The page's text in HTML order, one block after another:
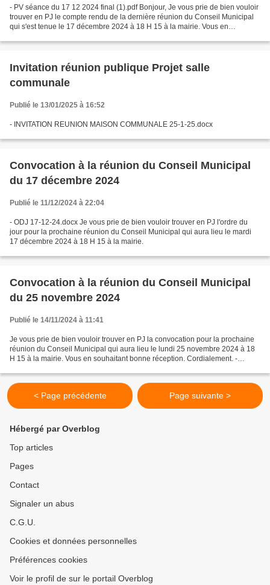
- PV séance du 17 12 2024 final (1).pdf Bonjour, Je vous prie de bien vouloir
trouver en PJ le compte rendu de la dernière réunion du Conseil Municipal
qui s'est tenue le 17 décembre 2024 à 18 H 15 à la mairie. Vous en
Invitation réunion publique Projet salle
communale
Publié le 13/01/2025 à 16:52
- INVITATION REUNION MAISON COMMUNALE 25-1-25.docx
Convocation à la réunion du Conseil Municipal
du 17 décembre 2024
Publié le 11/12/2024 à 22:04
- ODJ 17-12-24.docx Je vous prie de bien vouloir trouver en PJ l'ordre du
jour pour la prochaine réunion du Conseil Municipal qui aura lieu le mardi
17 décembre 2024 à 18 H 15 à la mairie.
Convocation à la réunion du Conseil Municipal
du 25 novembre 2024
Publié le 14/11/2024 à 11:41
Je vous prie de bien vouloir trouver en PJ la convocation pour la prochaine
réunion du Conseil Municipal qui aura lieu le lundi 25 novembre 2024 à 18
H 15 à la mairie. Vous en souhaitant bonne réception. Cordialement. -
< Page précédente Page suivante >
Hébergé par Overblog
Top articles
Pages
Contact
Signaler un abus
C.G.U.
Cookies et données personnelles
Préférences cookies
Voir le profil de sur le portail Overblog